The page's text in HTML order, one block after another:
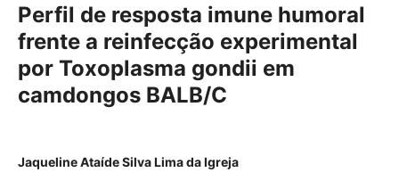
Perfil de resposta imune humoral
frente a reinfecção experimental
por Toxoplasma gondii em
camdongos BALB/C
Jaqueline Ataíde Silva Lima da Igreja